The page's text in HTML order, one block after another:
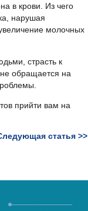
в крови. Из чего
нарушая
молочных
страсть к
обращается на
прийти вам на
статья >>